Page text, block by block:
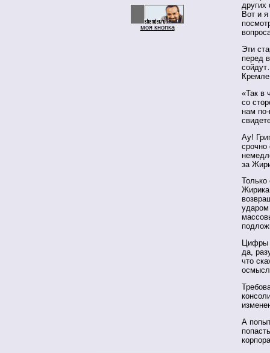
моя кнопка
Вот и
Эти
перед
«Так в
со
нам
Ау!
срочно
за
Только
Жирика
Цифры
да,
что
А